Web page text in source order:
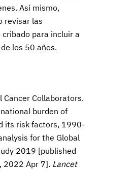
Así mismo,
revisar las
para incluir a
los 50 años.
Cancer Collaborators.
burden of
its risk factors, 1990-
for the Global
2019 [published
2022 Apr 7]. Lancet